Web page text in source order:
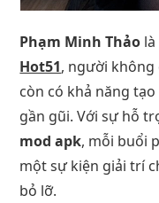
Phạm Minh Thảo
Hot51, người không
còn có khả năng
gần gũi. Với sự hỗ
mod apk, mỗi buổi
một sự kiện giải trí
bỏ lỡ.